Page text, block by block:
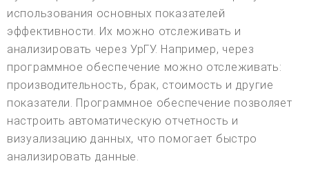
использования основных показателей
эффективности. Их можно отслеживать и
анализировать через УрГУ. Например, через
программное обеспечение можно отслеживать:
производительность, брак, стоимость и другие
показатели. Программное обеспечение позволяет
настроить автоматическую отчетность и
визуализацию данных, что помогает быстро
анализировать данные.